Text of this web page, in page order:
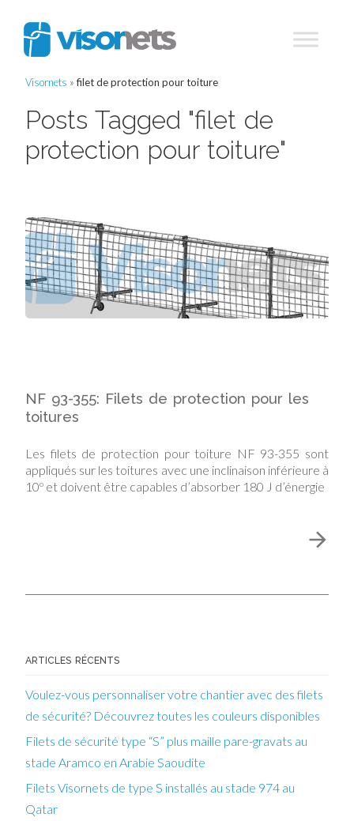
Visornets »filet de protection pour toiture
Posts Tagged "filet de
protection pour toiture"
NF 93-355: Filets de protection pour les
toitures
Les filets de protection pour toiture NF 93-355 sont
appliqués sur les toitures avec une inclinaison inférieure à
10º et doivent être capables d’absorber 180 J d’énergie
ARTICLES RÉCENTS
Voulez-vous personnaliser votre chantier avec des filets
de sécurité? Découvrez toutes les couleurs disponibles
Filets de sécurité type “S” plus maille pare-gravats au
stade Aramco en Arabie Saoudite
Filets Visornets de type S installés au stade 974 au
Qatar